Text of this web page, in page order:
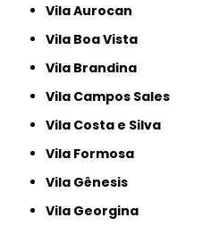
Vila Aurocan
Vila Boa Vista
Vila Brandina
Vila Campos Sales
Vila Costa e Silva
Vila Formosa
Vila Gênesis
Vila Georgina